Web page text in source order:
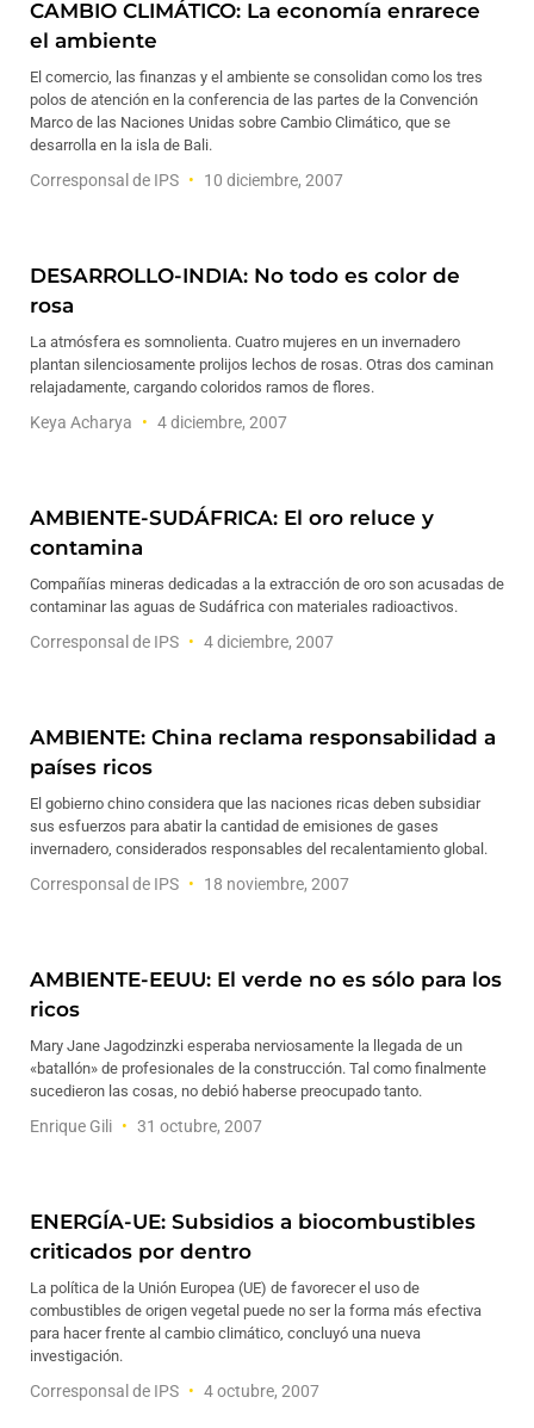
CAMBIO CLIMÁTICO: La economía enrarece
el ambiente
El comercio, las finanzas y el ambiente se consolidan como los tres
polos de atención en la conferencia de las partes de la Convención
Marco de las Naciones Unidas sobre Cambio Climático, que se
desarrolla en la isla de Bali.
Corresponsal de IPS 10 diciembre, 2007
DESARROLLO-INDIA: No todo es color de
rosa
La atmósfera es somnolienta. Cuatro mujeres en un invernadero
plantan silenciosamente prolijos lechos de rosas. Otras dos caminan
relajadamente, cargando coloridos ramos de flores.
Keya Acharya 4 diciembre, 2007
AMBIENTE-SUDÁFRICA: El oro reluce y
contamina
Compañías mineras dedicadas a la extracción de oro son acusadas de
contaminar las aguas de Sudáfrica con materiales radioactivos.
Corresponsal de IPS 4 diciembre, 2007
AMBIENTE: China reclama responsabilidad a
países ricos
El gobierno chino considera que las naciones ricas deben subsidiar
sus esfuerzos para abatir la cantidad de emisiones de gases
invernadero, considerados responsables del recalentamiento global.
Corresponsal de IPS 18 noviembre, 2007
AMBIENTE-EEUU: El verde no es sólo para los
ricos
Mary Jane Jagodzinzki esperaba nerviosamente la llegada de un
«batallón» de profesionales de la construcción. Tal como finalmente
sucedieron las cosas, no debió haberse preocupado tanto.
Enrique Gili 31 octubre, 2007
ENERGÍA-UE: Subsidios a biocombustibles
criticados por dentro
La política de la Unión Europea (UE) de favorecer el uso de
combustibles de origen vegetal puede no ser la forma más efectiva
para hacer frente al cambio climático, concluyó una nueva
investigación.
Corresponsal de IPS 4 octubre, 2007